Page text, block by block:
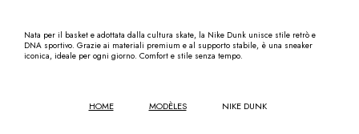
Nata per il basket e adottata dalla cultura skate, la Nike Dunk unisce stile retrò e
DNA sportivo. Grazie ai materiali premium e al supporto stabile, è una sneaker
iconica, ideale per ogni giorno. Comfort e stile senza tempo.
HOME MODÈLES NIKE DUNK